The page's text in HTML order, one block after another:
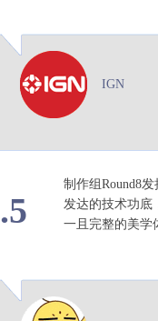
【游
极其出色地扮
IGN
.5
制作组Round8
发达的技术功底
一且完整的美学
你在
戏。